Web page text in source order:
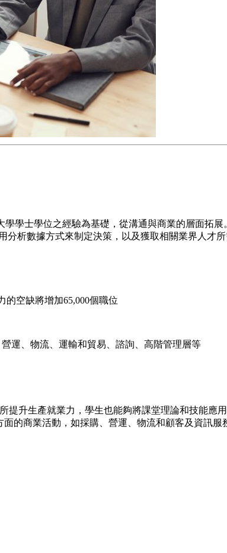
學士學位之經驗為基礎，從溝通與商業的層面拓
析數據方式來制定決策，以及獲取相關業界人才
空缺將增加65,000個職位
運、物流、運輸和貿易、諮詢、高階管理層等
提升生產就業力，學生也能夠將課堂理論和技能應
的商業活動，如採購、營運、物流和顧客及資訊服